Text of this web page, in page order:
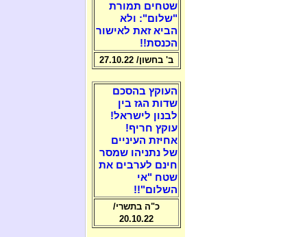
שטחים תמורת
"שלום": ולא
הביא זאת לאישור
הכנסת!!
ב' בחשון/ 27.10.22
העוקץ בהסכם
שדות הגז בין
לבנון לישראל!
עוקץ חריף!
אחיזת העיניים
של נתניהו שמסר
חינם לערבים את
שטח "אי
השלום"!!
כ"ה בתשרי/
20.10.22